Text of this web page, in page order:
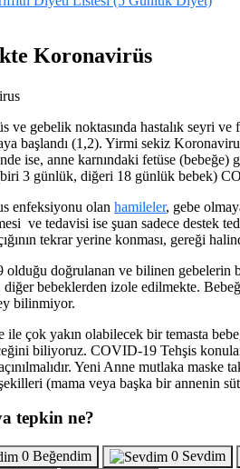
Koronavirüs
ve gebelik noktasında hastalık seyri
başlandı (1,2). Yirmi sekiz
ise, anne karnındaki fetüse (bebeğe)
3 günlük, diğeri 18 günlük bebek)
enfeksiyonu olan hamileler, gebe
ve tedavisi ise şuan sadece destek
tekrar yerine konması, gereği
doğrulanan ve bilinen gebelerin
diğer bebeklerden izole edilmekte.
bilinmiyor.
ile çok yakın olabilecek bir temasta
biliyoruz. COVID-19 Tehşis
Yeni Anne mutlaka maske
(mama veya başka bir annenin
tepkin ne?
0 Beğendim 0 Sevdim